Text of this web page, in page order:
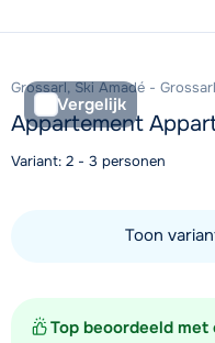
Top beoordeeld
Vergelijk
Grossarl, Ski Amadé -
Appartement
Variant: 2 - 3 personen
Toon